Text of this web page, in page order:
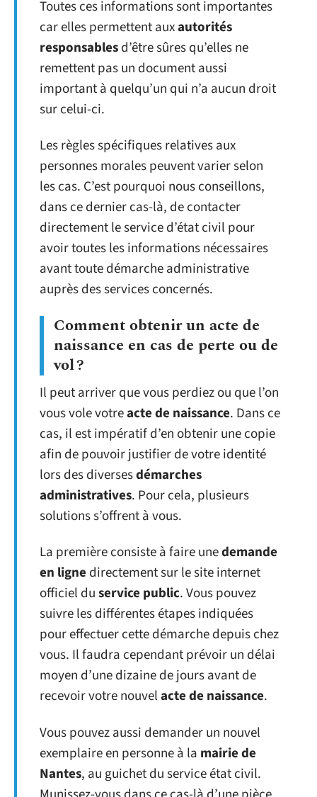
Toutes ces informations sont importantes
car elles permettent auxautorités
responsablesd’être sûres qu’elles ne
remettent pas un document aussi
important à quelqu’un qui n’a aucun droit
sur celui-ci.
Les règles spécifiques relatives aux
personnes morales peuvent varier selon
les cas. C’est pourquoi nous conseillons,
dans ce dernier cas-là, de contacter
directement le service d’état civil pour
avoir toutes les informations nécessaires
avant toute démarche administrative
auprès des services concernés.
Comment obtenir un acte de
naissance en cas de perte ou de
vol ?
Il peut arriver que vous perdiez ou que l’on
vous vole votreacte de naissance. Dans ce
cas, il est impératif d’en obtenir une copie
afin de pouvoir justifier de votre identité
lors des diversesdémarches
administratives. Pour cela, plusieurs
solutions s’offrent à vous.
La première consiste à faire unedemande
en ligne directement sur le site internet
officiel duservice public. Vous pouvez
suivre les différentes étapes indiquées
pour effectuer cette démarche depuis chez
vous. Il faudra cependant prévoir un délai
moyen d’une dizaine de jours avant de
recevoir votre nouvelacte de naissance.
Vous pouvez aussi demander un nouvel
exemplaire en personne à la mairie de
Nantes, au guichet du service état civil.